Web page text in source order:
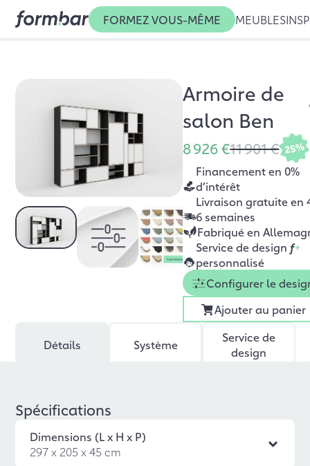
FORMEZ VOUS-MÊME MEUBLES
Armoire de
salon Ben
8 926 €11 901 € 25%
Financement en 0%
d’intérêt
Livraison gratuite en
6 semaines
Fabriqué en
Service de design f+
personnalisé
Configurer le
Ajouter au panier
Détails Système
Service de
design
Spécifications
Dimensions (L x H x P)
297 x 205 x 45 cm